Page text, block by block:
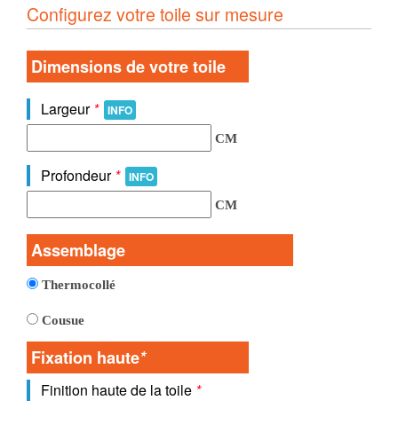
Configurez votre toile sur mesure
Dimensions de votre toile
Largeur * INFO
CM
Profondeur * INFO
CM
Assemblage
Thermocollé
Cousue
Fixation haute*
Finition haute de la toile *